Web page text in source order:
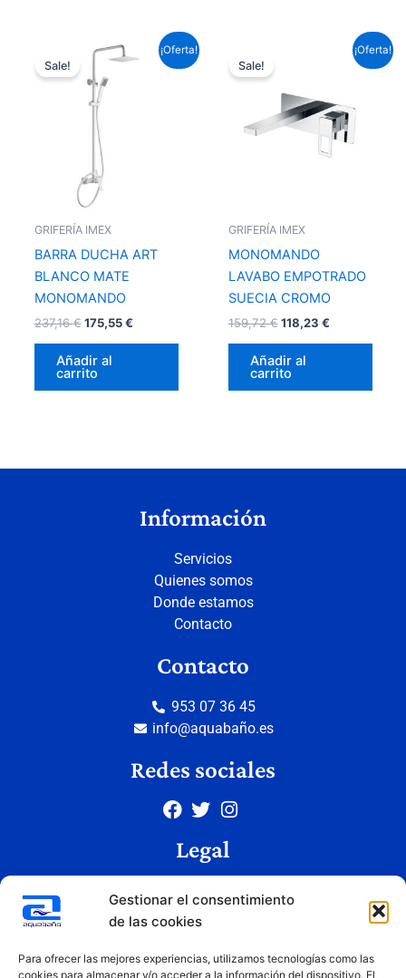
Gestionar el consentimiento
de las cookies
Para ofrecer las mejores experiencias, utilizamos tecnologías como las
cookies para almacenar y/o acceder a la información del dispositivo. El
¡Oferta!
Sale!
GRIFERÍA IMEX
BARRA DUCHA ART
BLANCO MATE
MONOMANDO
237,16€
precio
original
era:
237,16 €.
175,55€
precio
Añadir al
carrito
¡Oferta!
Sale!
GRIFERÍA IMEX
MONOMANDO
LAVABO EMPOTRADO
SUECIA CROMO
159,72€
era:
159,72 €.
118,23 €
precio
118,23 €.
Añadir al
carrito
Información
Servicios
Quienes somos
Donde estamos
Contacto
Contacto
953 07 36 45
info@aquabaño.es
Redes sociales
Legal
Política de privacidad
Condiciones de uso